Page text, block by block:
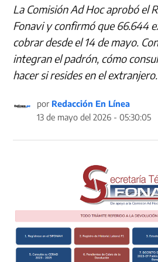
La Comisión Ad Hoc aprobó el
Fonavi y confirmó que 66.644
cobrar desde el 14 de mayo.
integran el padrón, cómo
hacer si resides en el extranjero.
por Redacción En Línea
13 de mayo del 2026 - 05:30:05